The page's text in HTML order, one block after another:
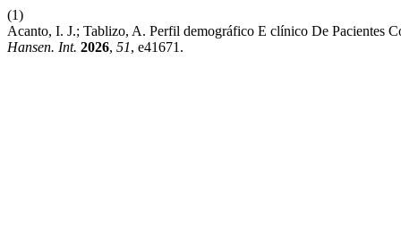
(1)
Acanto, I. J.; Tablizo, A. Perfil demográfico E clínico De Pacientes
Hansen. Int. 2026, 51, e41671.